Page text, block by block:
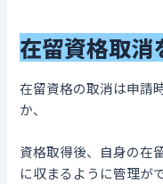
在留資格取消
在留資格の取消は申請
か、
資格取得後、自身の在
に収まるように管理が